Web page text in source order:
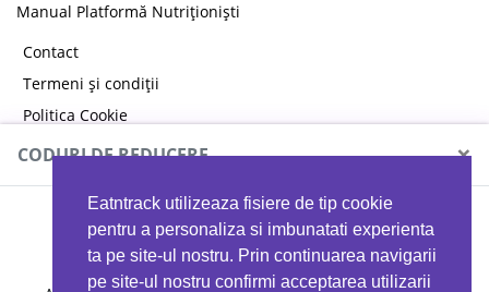
Eatntrack utilizeaza fisiere de tip cookie
pentru a personaliza si imbunatati experienta
ta pe site-ul nostru. Prin continuarea navigarii
pe site-ul nostru confirmi acceptarea utilizarii
Manual Platformă Nutriționiști
Contact
Termeni și condiții
Politica Cookie
Politica de confidențialitate
CODURI DE REDUCERE ×
MYPROTEIN